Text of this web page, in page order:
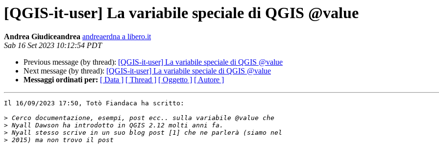
[QGIS-it-user] La variabile speciale di QGIS @value
Andrea Giudiceandrea andreaerdna a libero.it
Sab 16 Set 2023 10:12:54 PDT
Previous message (by thread): [QGIS-it-user] La variabile speciale di QGIS @value
Next message (by thread): [QGIS-it-user] La variabile speciale di QGIS @value
Messaggi ordinati per: [ Data ] [ Thread ] [ Oggetto ] [ Autore ]
Il 16/09/2023 17:50, Totò Fiandaca ha scritto:
>
>
>
>